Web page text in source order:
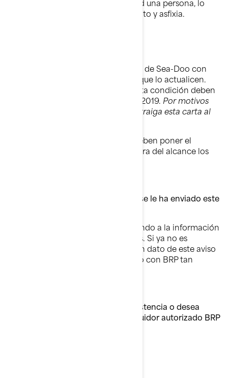
que supone peligros de atrapamiento y asfixia.
Vaya a un distribuidor autorizado de Sea-Doo con
esta carta y el refrigerador para que lo actualicen.
Las piezas para dar remedio a esta condición deben
estar disponible el 22 de julio de 2019. Por motivos
administrativos, BRP le pide que traiga esta carta al
Entre tanto, los consumidores deben poner el
refrigerador inmediatamente fuera del alcance los
¿Qué debe hacer si considera que se le ha enviado este
Este aviso se le ha enviado atendiendo a la información
más reciente de la que disponemos. Si ya no es
propietario de este vehículo o algún dato de este aviso
es incorrecto, póngase en contacto con BRP tan
Si tiene cualquier duda, precisa asistencia o desea
localizar el concesionario o distribuidor autorizado BRP